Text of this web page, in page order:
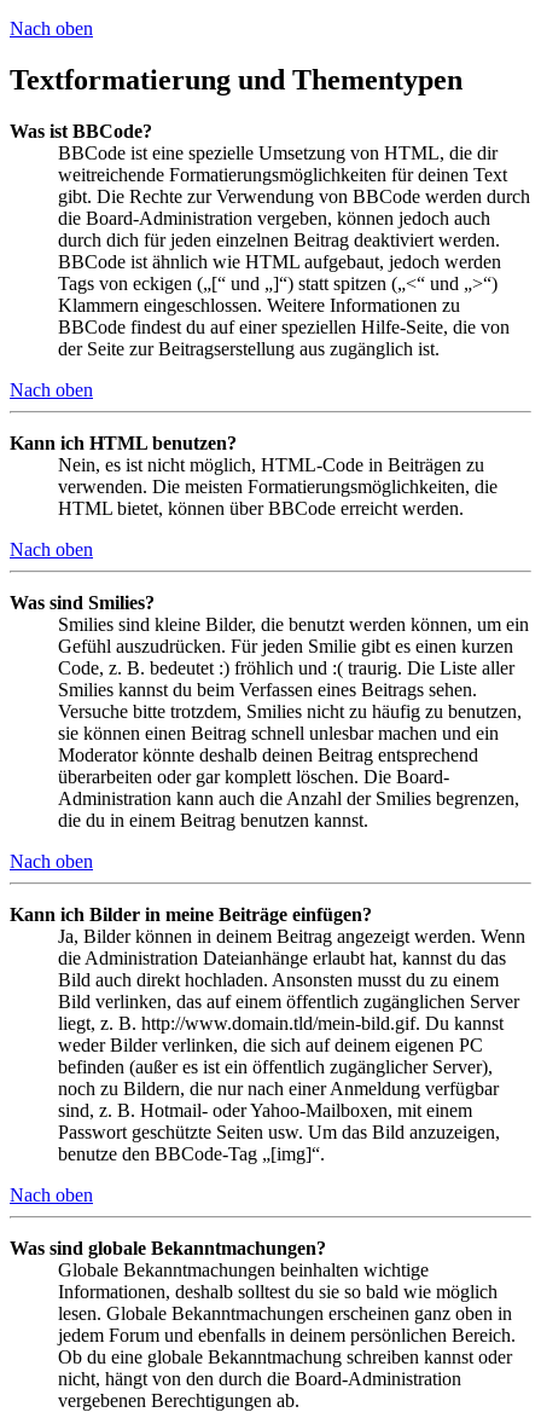
Nach oben
Textformatierung und Thementypen
Was ist BBCode?
BBCode ist eine spezielle Umsetzung von HTML, die dir
weitreichende Formatierungsmöglichkeiten für deinen Text
gibt. Die Rechte zur Verwendung von BBCode werden durch
die Board-Administration vergeben, können jedoch auch
durch dich für jeden einzelnen Beitrag deaktiviert werden.
BBCode ist ähnlich wie HTML aufgebaut, jedoch werden
Tags von eckigen („[“ und „]“) statt spitzen („<“ und „>“)
Klammern eingeschlossen. Weitere Informationen zu
BBCode findest du auf einer speziellen Hilfe-Seite, die von
der Seite zur Beitragserstellung aus zugänglich ist.
Nach oben
Kann ich HTML benutzen?
Nein, es ist nicht möglich, HTML-Code in Beiträgen zu
verwenden. Die meisten Formatierungsmöglichkeiten, die
HTML bietet, können über BBCode erreicht werden.
Nach oben
Was sind Smilies?
Smilies sind kleine Bilder, die benutzt werden können, um ein
Gefühl auszudrücken. Für jeden Smilie gibt es einen kurzen
Code, z. B. bedeutet :) fröhlich und :( traurig. Die Liste aller
Smilies kannst du beim Verfassen eines Beitrags sehen.
Versuche bitte trotzdem, Smilies nicht zu häufig zu benutzen,
sie können einen Beitrag schnell unlesbar machen und ein
Moderator könnte deshalb deinen Beitrag entsprechend
überarbeiten oder gar komplett löschen. Die Board-
Administration kann auch die Anzahl der Smilies begrenzen,
die du in einem Beitrag benutzen kannst.
Nach oben
Kann ich Bilder in meine Beiträge einfügen?
Ja, Bilder können in deinem Beitrag angezeigt werden. Wenn
die Administration Dateianhänge erlaubt hat, kannst du das
Bild auch direkt hochladen. Ansonsten musst du zu einem
Bild verlinken, das auf einem öffentlich zugänglichen Server
liegt, z. B. http://www.domain.tld/mein-bild.gif. Du kannst
weder Bilder verlinken, die sich auf deinem eigenen PC
befinden (außer es ist ein öffentlich zugänglicher Server),
noch zu Bildern, die nur nach einer Anmeldung verfügbar
sind, z. B. Hotmail- oder Yahoo-Mailboxen, mit einem
Passwort geschützte Seiten usw. Um das Bild anzuzeigen,
benutze den BBCode-Tag „[img]“.
Nach oben
Was sind globale Bekanntmachungen?
Globale Bekanntmachungen beinhalten wichtige
Informationen, deshalb solltest du sie so bald wie möglich
lesen. Globale Bekanntmachungen erscheinen ganz oben in
jedem Forum und ebenfalls in deinem persönlichen Bereich.
Ob du eine globale Bekanntmachung schreiben kannst oder
nicht, hängt von den durch die Board-Administration
vergebenen Berechtigungen ab.